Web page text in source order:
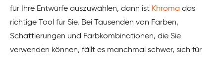
für Ihre Entwürfe auszuwählen, dann ist Khroma das
richtige Tool für Sie. Bei Tausenden von Farben,
Schattierungen und Farbkombinationen, die Sie
verwenden können, fällt es manchmal schwer, sich für